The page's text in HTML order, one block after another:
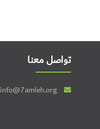
تواصل معنا
info@7amleh.org